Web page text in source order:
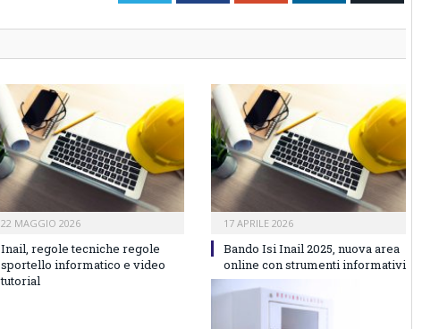
22 MAGGIO 2026
Inail, regole tecniche regole
sportello informatico e video
tutorial
17 APRILE 2026
Bando Isi Inail 2025, nuova area
online con strumenti informativi